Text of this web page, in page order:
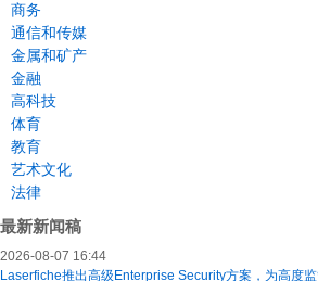
商务
通信和传媒
金属和矿产
金融
高科技
体育
教育
艺术文化
法律
最新新闻稿
2026-08-07 16:44
Laserfiche推出高级Enterprise Security方案，为高度